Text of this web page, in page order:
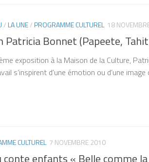
/LA UNE/PROGRAMME CULTUREL 18
Patricia Bonnet (Papeete,
exposition à la Maison de la Culture,
s’inspirent d’une émotion ou d’une image
CULTUREL 7 NOVEMBRE 2010
conte enfants « Belle comme